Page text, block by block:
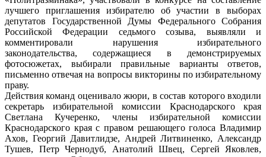
лучшего приглашения избирателю об участии в выборах
депутатов Государственной Думы Федерального Собрания
Российской Федерации седьмого созыва, выявляли и
комментировали нарушения избирательного
законодательства, содержащиеся в демонстрируемых
фотосюжетах, выбирали правильные варианты ответов,
письменно отвечая на вопросы викторины по избирательному
праву.
Действия команд оценивало жюри, в состав которого входили
секретарь избирательной комиссии Краснодарского края
Светлана Кучеренко, члены избирательной комиссии
Краснодарского края с правом решающего голоса Владимир
Ахов, Георгий Давитлидзе, Андрей Литвиненко, Александр
Тушев, Петр Чернодуб, Анатолий Швец, Сергей Яковлев,